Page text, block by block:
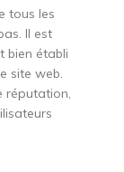
tous les
Il est
bien établi
site web.
réputation,